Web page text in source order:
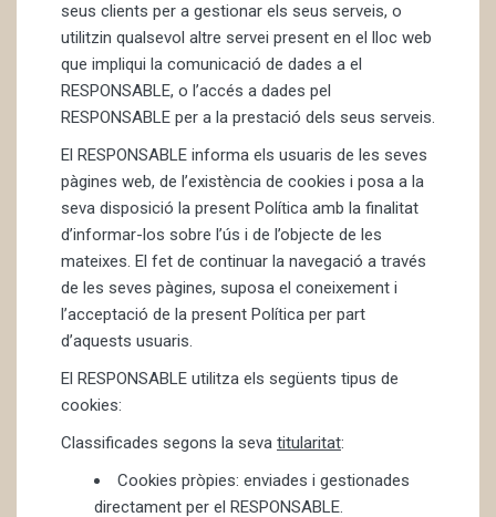
seus clients per a gestionar els seus serveis, o
utilitzin qualsevol altre servei present en el lloc web
que impliqui la comunicació de dades a el
RESPONSABLE, o l’accés a dades pel
RESPONSABLE per a la prestació dels seus serveis.
El RESPONSABLE informa els usuaris de les seves
pàgines web, de l’existència de cookies i posa a la
seva disposició la present Política amb la finalitat
d’informar-los sobre l’ús i de l’objecte de les
mateixes. El fet de continuar la navegació a través
de les seves pàgines, suposa el coneixement i
l’acceptació de la present Política per part
d’aquests usuaris.
El RESPONSABLE utilitza els següents tipus de
cookies:
Classificades segons la seva titularitat:
Cookies pròpies: enviades i gestionades
directament per el RESPONSABLE.